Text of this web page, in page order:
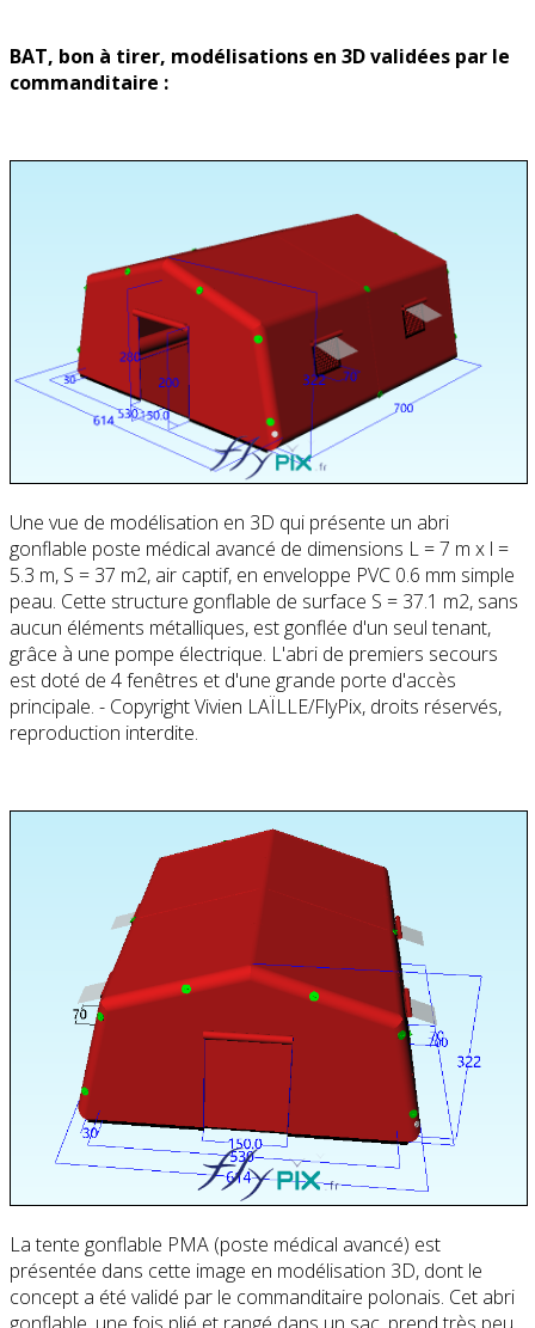
BAT, bon à tirer, modélisations en 3D validées par le
commanditaire :
Une vue de modélisation en 3D qui présente un abri
gonflable poste médical avancé de dimensions L = 7 m x l =
5.3 m, S = 37 m2, air captif, en enveloppe PVC 0.6 mm simple
peau. Cette structure gonflable de surface S = 37.1 m2, sans
aucun éléments métalliques, est gonflée d'un seul tenant,
grâce à une pompe électrique. L'abri de premiers secours
est doté de 4 fenêtres et d'une grande porte d'accès
principale. - Copyright Vivien LAÏLLE/FlyPix, droits réservés,
reproduction interdite.
La tente gonflable PMA (poste médical avancé) est
présentée dans cette image en modélisation 3D, dont le
concept a été validé par le commanditaire polonais. Cet abri
gonflable, une fois plié et rangé dans un sac, prend très peu